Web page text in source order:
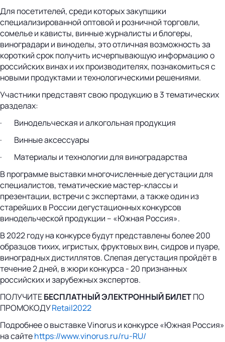
Для посетителей, среди которых закупщики
специализированной оптовой и розничной торговли,
сомелье и кависты, винные журналисты и блогеры,
виноградари и виноделы, это отличная возможность за
короткий срок получить исчерпывающую информацию о
российских винах и их производителях, познакомиться с
новыми продуктами и технологическими решениями.
Участники представят свою продукцию в 3 тематических
разделах:
· Винодельческая и алкогольная продукция
· Винные аксессуары
· Материалы и технологии для виноградарства
В программе выставки многочисленные дегустации для
специалистов, тематические мастер-классы и
презентации, встречи с экспертами, а также один из
старейших в России дегустационных конкурсов
винодельческой продукции – «Южная Россия».
В 2022 году на конкурсе будут представлены более 200
образцов тихих, игристых, фруктовых вин, сидров и пуаре,
виноградных дистиллятов. Слепая дегустация пройдёт в
течение 2 дней, в жюри конкурса - 20 признанных
российских и зарубежных экспертов.
ПОЛУЧИТЕБЕСПЛАТНЫЙ ЭЛЕКТРОННЫЙ БИЛЕТПО
ПРОМОКОДУRetail2022
Подробнее о выставке Vinorus и конкурсе «Южная Россия»
на сайтеhttps://www.vinorus.ru/ru-RU/